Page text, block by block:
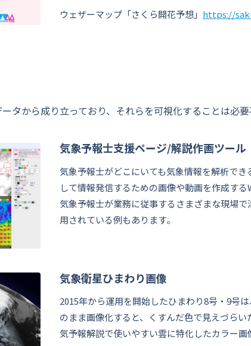
ウェザーマップ「さくら開花予想」 https://
タから成り立っており、それらを可視化することは必要
気象予報士支援ページ/解説作画ツール
気象予報士がどこにいても気象情報を解析で
して情報発信するための画像や動画を作成する
気象予報士が業務に従事するさまざまな現場
用されている例もあります。
気象衛星ひまわり画像
2015年から運用を開始したひまわり8号・9号
のまま画像化すると、くすんだ色で見えづら
気予報解説で使いやすい雲に特化したカラー画